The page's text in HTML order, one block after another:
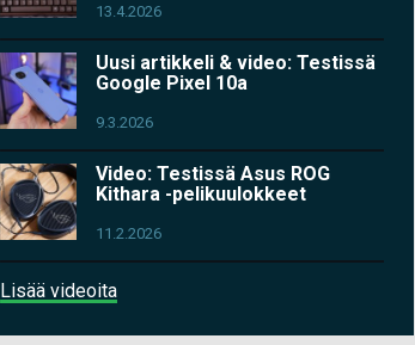
13.4.2026
Uusi artikkeli & video: Testissä
Google Pixel 10a
9.3.2026
Video: Testissä Asus ROG
Kithara -pelikuulokkeet
11.2.2026
Lisää videoita